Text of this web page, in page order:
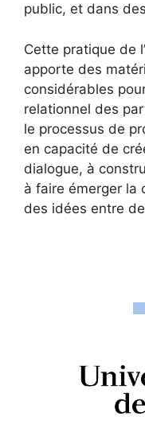
public, et dans
Cette pratique de
apporte des
considérables
relationnel des
le processus de
en capacité de
dialogue, à
à faire émerger la
des idées entre